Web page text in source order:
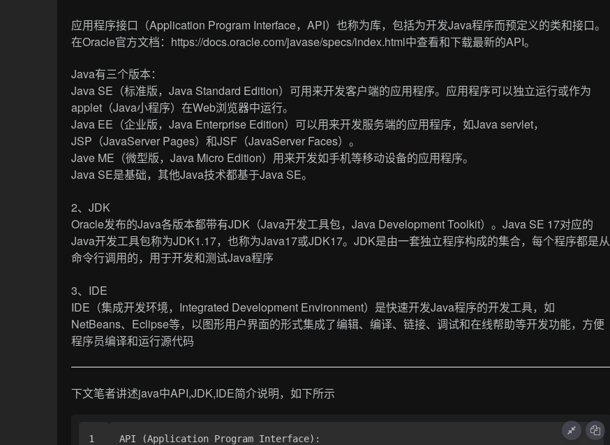
应用程序接口（Application Program Interface，API）也称为库，包括为开发Java程序而预定义的类和接口。
在Oracle官方文档：https://docs.oracle.com/javase/specs/index.html中查看和下载最新的API。
Java有三个版本：
Java SE（标准版，Java Standard Edition）可用来开发客户端的应用程序。应用程序可以独立运行或作为
applet（Java小程序）在Web浏览器中运行。
Java EE（企业版，Java Enterprise Edition）可以用来开发服务端的应用程序，如Java servlet，
JSP（JavaServer Pages）和JSF（JavaServer Faces）。
Jave ME（微型版，Java Micro Edition）用来开发如手机等移动设备的应用程序。
Java SE是基础，其他Java技术都基于Java SE。
2、JDK
Oracle发布的Java各版本都带有JDK（Java开发工具包，Java Development Toolkit）。Java SE 17对应的
Java开发工具包称为JDK1.17，也称为Java17或JDK17。JDK是由一套独立程序构成的集合，每个程序都是从
命令行调用的，用于开发和测试Java程序
3、IDE
IDE（集成开发环境，Integrated Development Environment）是快速开发Java程序的开发工具，如
NetBeans、Eclipse等，以图形用户界面的形式集成了编辑、编译、链接、调试和在线帮助等开发功能，方便
程序员编译和运行源代码
下文笔者讲述java中API,JDK,IDE简介说明，如下所示
1
API (Application Program Interface):